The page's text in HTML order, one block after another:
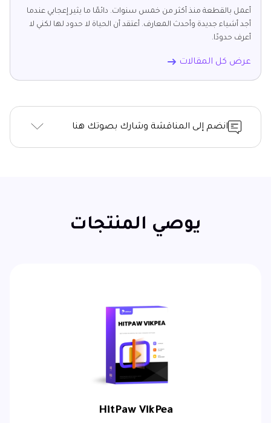
أعمل بالقطعة منذ أكثر من خمس سنوات. دائمًا ما يثير إعجابي عندما
أجد أشياء جديدة وأحدث المعارف. أعتقد أن الحياة لا حدود لها لكني لا
أعرف حدودًا.
عرض كل المقالات
انضم إلى المناقشة وشارك بصوتك هنا
يوصي المنتجات
HitPaw VikPea